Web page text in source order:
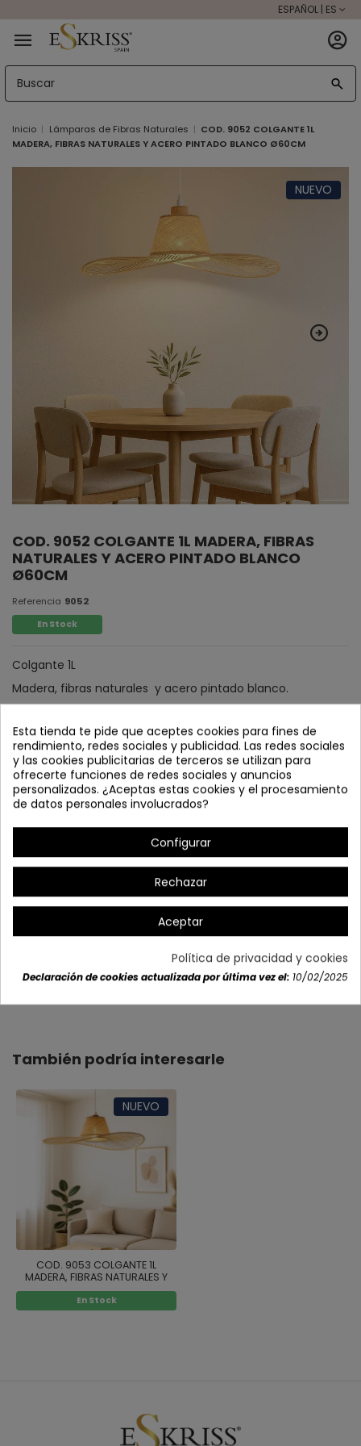
ESPAÑOL | ES
Inicio Lámparas de Fibras Naturales
COD. 9052 COLGANTE 1L
MADERA, FIBRAS NATURALES Y ACERO PINTADO BLANCO Ø60CM
NUEVO
COD. 9052 COLGANTE 1L MADERA, FIBRAS
NATURALES Y ACERO PINTADO BLANCO
Ø60CM
Referencia 9052
En Stock
Colgante 1L
Madera, fibras naturales y acero pintado blanco.
*Altura Pantalla:20 cm
Detalles del producto
También podría interesarle
NUEVO
COD. 9053 COLGANTE 1L
MADERA, FIBRAS NATURALES Y
ACERO PINTADO BLANCO
Ø80CM
En Stock
Esta tienda te pide que aceptes cookies para fines de
rendimiento, redes sociales y publicidad. Las redes sociales
y las cookies publicitarias de terceros se utilizan para
ofrecerte funciones de redes sociales y anuncios
personalizados. ¿Aceptas estas cookies y el procesamiento
de datos personales involucrados?
Configurar
Rechazar
Aceptar
Política de privacidad y cookies
Declaración de cookies actualizada por última vez el: 10/02/2025